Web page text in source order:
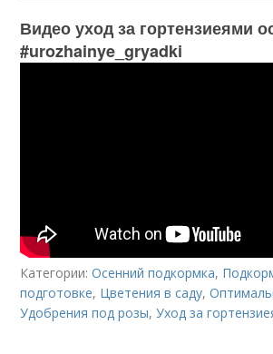
Видео уход за гортензиеями
#urozhainye_gryadki
Категории:Осенний подкормка,
подготовке, Цветения в саду,
Удобрения под розы,Уход за